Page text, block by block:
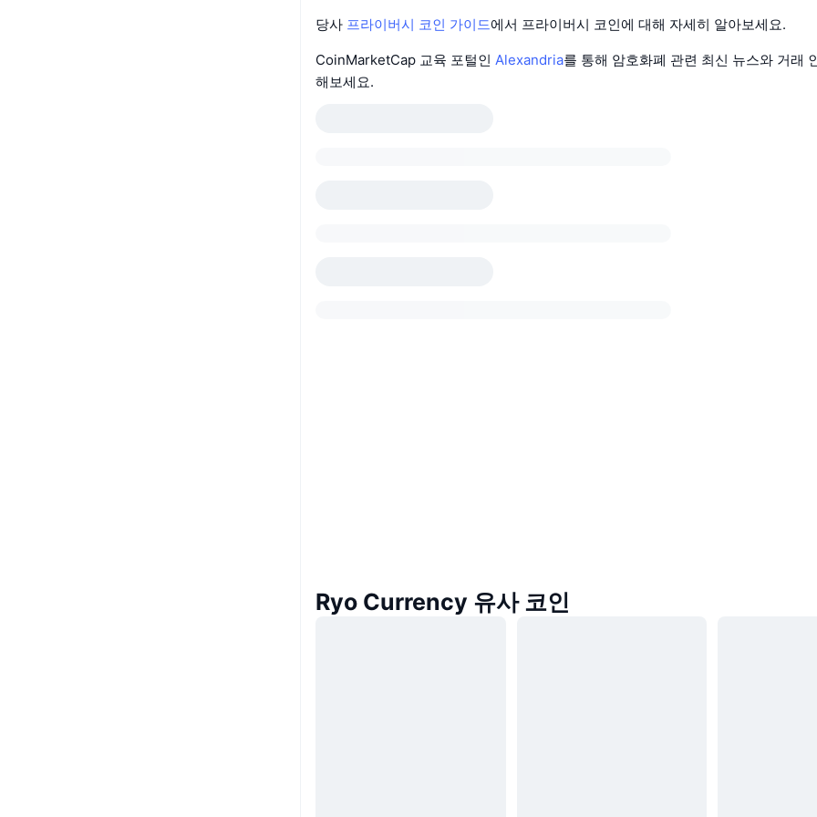
당사 프라이버시 코인 가이드에서 프라이버시 코인에 대해 자세히 알아보세요.
CoinMarketCap 교육 포털인 Alexandria를 통해 암호화폐 관련 최신 뉴스와 거래
해보세요.
Ryo Currency 유사 코인